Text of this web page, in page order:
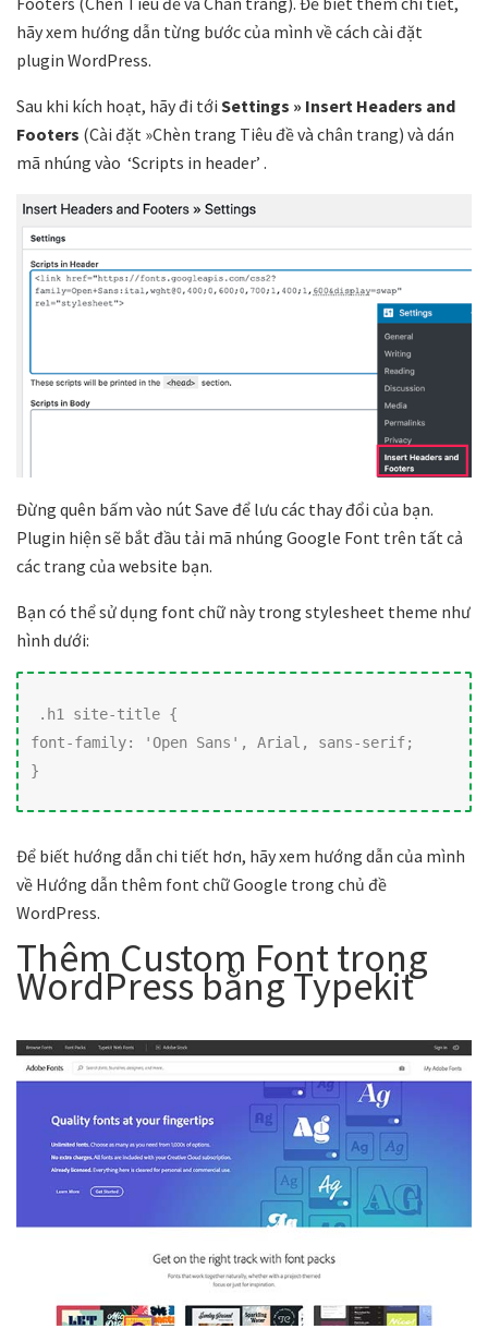
hãy xem hướng dẫn từng bước của mình về cách cài đặt
plugin WordPress.
Sau khi kích hoạt, hãy đi tới Settings » Insert Headers and
Footers (Cài đặt »Chèn trang Tiêu đề và chân trang) và dán
mã nhúng vào ‘Scripts in header’ .
Đừng quên bấm vào nút Save để lưu các thay đổi của bạn.
Plugin hiện sẽ bắt đầu tải mã nhúng Google Font trên tất cả
các trang của website bạn.
Bạn có thể sử dụng font chữ này trong stylesheet theme như
hình dưới:
.h1 site-title {
font-family: 'Open Sans', Arial, sans-serif;
}
Để biết hướng dẫn chi tiết hơn, hãy xem hướng dẫn của mình
về Hướng dẫn thêm font chữ Google trong chủ đề
WordPress.
Thêm Custom Font trong
WordPress bằng Typekit